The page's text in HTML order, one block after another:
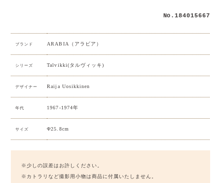
No.184015667
ブランド ARABIA（アラビア）
シリーズ Talvikki(タルヴィッキ)
デザイナー Raija Uosikkinen
年代 1967-1974年
サイズ Φ25.8cm
※少しの誤差はお許しください。
※カトラリなど撮影用小物は商品に付属いたしません。